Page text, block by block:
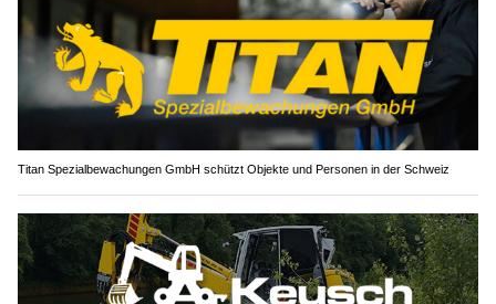
Titan Spezialbewachungen GmbH schützt Objekte und Personen in der Schweiz